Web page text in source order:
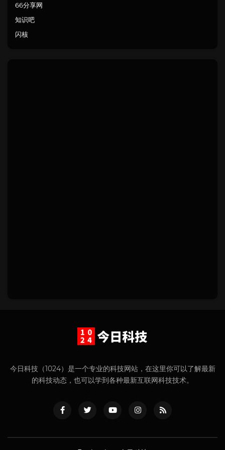
66分享网
知识吧
闪核
今日科技（1024）是一个专业的科技网站，在这里你可以了解最新
的科技动态，也可以学到各种最新互联网科技技术。